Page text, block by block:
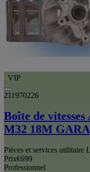
VIP
211970226
Boîte de
M32 18M
Pièces et services utilitaire
Prix€699
Professionnel